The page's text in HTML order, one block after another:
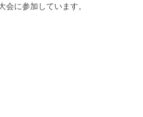
会に参加しています。